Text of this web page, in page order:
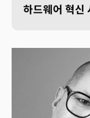
하드웨어 혁신